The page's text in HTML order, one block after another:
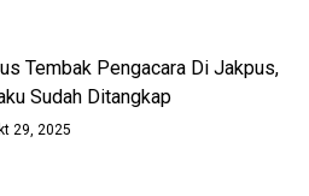
Tembak Pengacara Di Jakpus,
Sudah Ditangkap
29, 2025